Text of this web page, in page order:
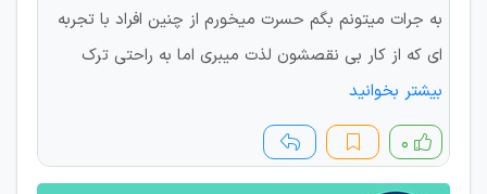
به جرات میتونم بگم حسرت میخورم از چنین افراد با تجربه
ای که از کار بی نقصشون لذت میبری اما به راحتی ترک
بیشتر بخوانید
۰